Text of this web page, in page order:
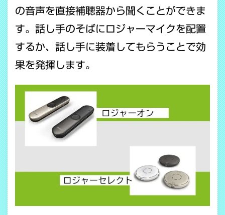
の音声を直接補聴器から聞くことができま
す。話し手のそばにロジャーマイクを配置
するか、話し手に装着してもらうことで効
果を発揮します。